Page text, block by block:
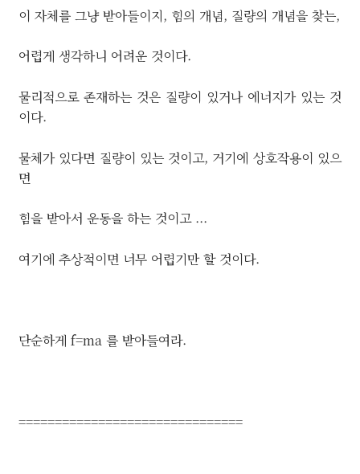
이 자체를 그냥 받아들이지, 힘의 개념, 질량의 개념을 찾는,
어렵게 생각하니 어려운 것이다.
물리적으로 존재하는 것은 질량이 있거나 에너지가 있는 것
이다.
물체가 있다면 질량이 있는 것이고, 거기에 상호작용이 있으
면
힘을 받아서 운동을 하는 것이고 ...
여기에 추상적이면 너무 어렵기만 할 것이다.
단순하게 f=ma 를 받아들여라.
===============================